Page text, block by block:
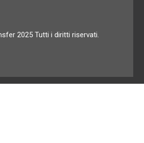
2025 Tutti i diritti riservati.